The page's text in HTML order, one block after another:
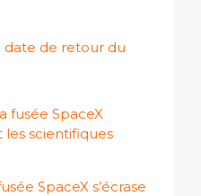
date de retour du
SpaceX s’écrase